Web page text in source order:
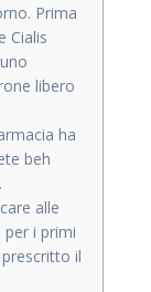
Prima
Cialis
libero
ha
beh
alle
per i primi
il